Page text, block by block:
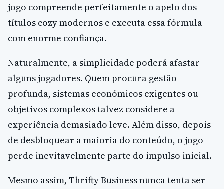
jogo compreende perfeitamente o apelo dos
títulos cozy modernos e executa essa fórmula
com enorme confiança.
Naturalmente, a simplicidade poderá afastar
alguns jogadores. Quem procura gestão
profunda, sistemas económicos exigentes ou
objetivos complexos talvez considere a
experiência demasiado leve. Além disso, depois
de desbloquear a maioria do conteúdo, o jogo
perde inevitavelmente parte do impulso inicial.
Mesmo assim, Thrifty Business nunca tenta ser